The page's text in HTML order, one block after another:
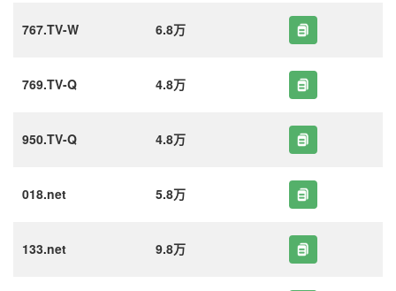
767.TV-W 6.8万
769.TV-Q 4.8万
950.TV-Q 4.8万
018.net 5.8万
133.net 9.8万